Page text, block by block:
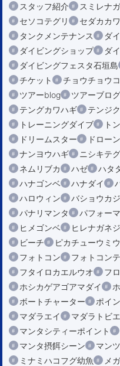
スタッフ紹介
スミレナ
セソコテグリ
セダカカ
タンクメンテナンス
ダ
ダイビングショップ
ダ
ダイビングフェスタ石垣島
チケット
チョウチョウ
ツアーblog
ツアーブログ
テングカワハギ
テンジ
トレーニングダイブ
ト
ドリームスター
ドロー
ナンヨウハギ
ニシキテ
ネムリブカ
ハゼ ハタ
ハナゴンベ
ハナダイ
ハロウィン
バショウカ
パナリマンタ
パフォー
ヒメゴンベ
ヒレナガネ
ビーチ
ピカチューウミ
フォトコン
フォトコン
フタイロカエルウオ
フ
ホシカゲアゴアマダイ
ボートチャーター
ポイ
マダラエイ
マダラトビ
マンタシティーポイント
マンタ摂餌シーン
マン
ミナミハコフグ幼魚
メ